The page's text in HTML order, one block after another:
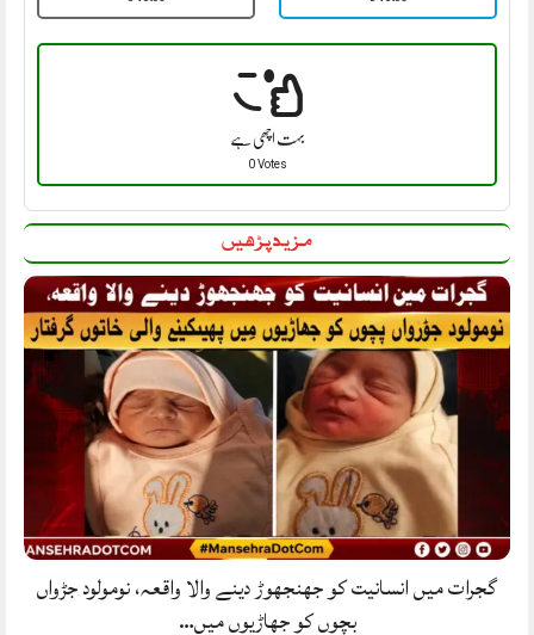
بہت اچھی ہے
0 Votes
مزید پڑھیں
گجرات میں انسانیت کو جھنجھوڑ دینے والا واقعہ، نومولود جڑواں
بچوں کو جھاڑیوں میں…